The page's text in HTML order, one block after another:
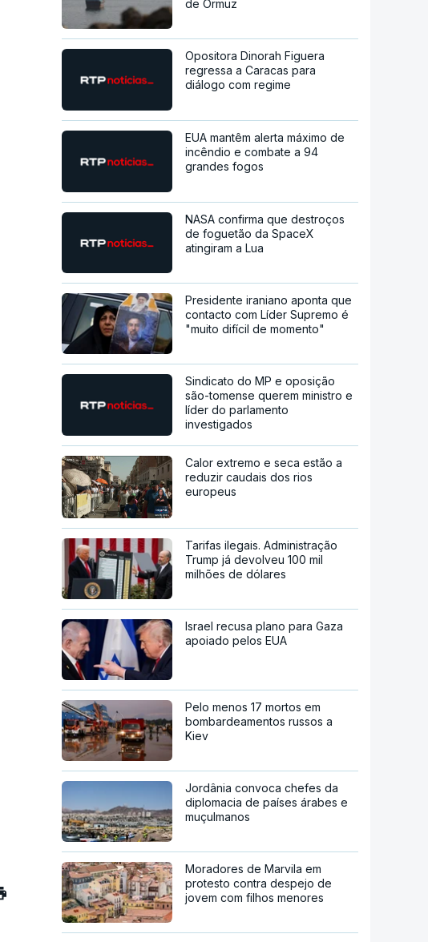
de Ormuz
Opositora Dinorah Figuera
regressa a Caracas para
diálogo com regime
EUA mantêm alerta máximo de
incêndio e combate a 94
grandes fogos
NASA confirma que destroços
de foguetão da SpaceX
atingiram a Lua
Presidente iraniano aponta que
contacto com Líder Supremo é
"muito difícil de momento"
Sindicato do MP e oposição
são-tomense querem ministro e
líder do parlamento
investigados
Calor extremo e seca estão a
reduzir caudais dos rios
europeus
Tarifas ilegais. Administração
Trump já devolveu 100 mil
milhões de dólares
Israel recusa plano para Gaza
apoiado pelos EUA
Pelo menos 17 mortos em
bombardeamentos russos a
Kiev
Jordânia convoca chefes da
diplomacia de países árabes e
muçulmanos
Moradores de Marvila em
protesto contra despejo de
jovem com filhos menores